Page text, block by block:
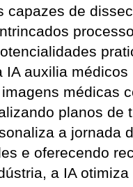
capazes de
auxilia
médicas
planos de
a jornada
e oferecendo
a IA